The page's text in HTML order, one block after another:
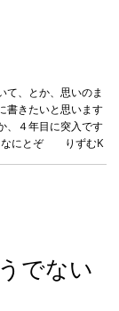
て、とか、思いのま
書きたいと思います
、４年目に突入です
なにとぞ りずむK
でない